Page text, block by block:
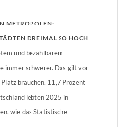
METROPOLEN:
DREIMAL SO HOCH
und bezahlbarem
immer schwerer. Das gilt vor
brauchen. 11,7 Prozent
lebten 2025 in
wie das Statistische